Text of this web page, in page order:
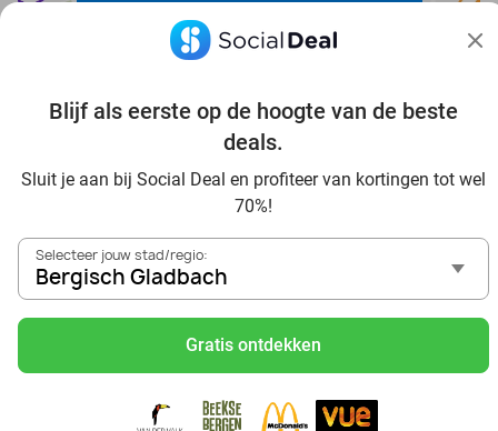
Blijf als eerste op de hoogte van de beste
deals.
Sluit je aan bij Social Deal en profiteer van kortingen tot wel
70%!
Selecteer jouw stad/regio:
Bergisch Gladbach
Gratis ontdekken
Voordelig genieten in Bergisch Gladbach: haal deal-
In die Sauna in Bergisch Gladbach und Umgebung
Tagesausflug zum Movie Park Germany mit Rabatt, von
Bergisch Gladbach aus
Frühstück & Mittagessen in Bergisch Gladbach
Reise von Bergisch Gladbach aus und erlebe einen
fantastischen Tag im Freizeitpark Europa-Park
Besuche das Phantasialand von Bergisch Gladbach aus